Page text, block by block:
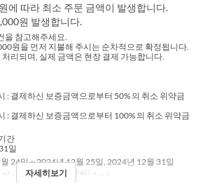
에 따라 최소 주문 금액이 발생합니다.
원 발생합니다.
을 참고해주세요.
원을 먼저 지불해 주시는 순차적으로 확정됩니다.
리되며, 실제 금액은 현장 결제 가능합니다.
: 결제하신 보증금액으로부터 50% 의 취소 위약금
: 결제하신 보증금액으로부터 100% 의 취소 위약금
간
일
24일 ~ 2024년 12월 25일, 2024년 12월 31일
밤시간 주문 수량 제한 1 ~ 4
자세히보기